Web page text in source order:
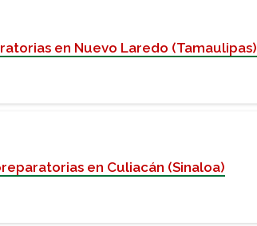
en Nuevo Laredo (Tamaulipas)
en Culiacán (Sinaloa)